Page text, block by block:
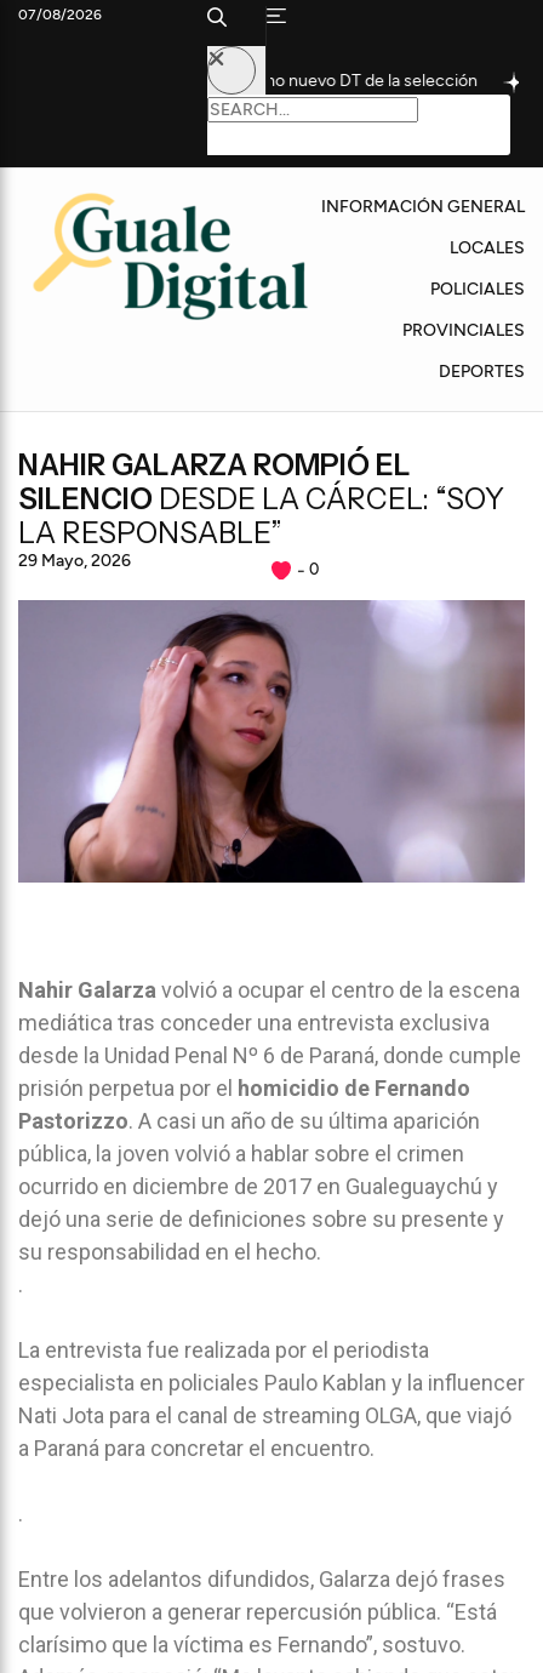
a un histórico futbolista como nuevo DT de la selección
07/08/2026
INFORMACIÓN GENERAL
LOCALES
POLICIALES
PROVINCIALES
DEPORTES
NAHIR GALARZA ROMPIÓ EL
SILENCIO DESDE LA CÁRCEL: “SOY
LA RESPONSABLE”
29 Mayo, 2026 0
Nahir Galarza volvió a ocupar el centro de la escena
mediática tras conceder una entrevista exclusiva
desde la Unidad Penal Nº 6 de Paraná, donde cumple
prisión perpetua por el homicidio de Fernando
Pastorizzo. A casi un año de su última aparición
pública, la joven volvió a hablar sobre el crimen
ocurrido en diciembre de 2017 en Gualeguaychú y
dejó una serie de definiciones sobre su presente y
su responsabilidad en el hecho.
.
La entrevista fue realizada por el periodista
especialista en policiales Paulo Kablan y la influencer
Nati Jota para el canal de streaming OLGA, que viajó
a Paraná para concretar el encuentro.
.
Entre los adelantos difundidos, Galarza dejó frases
que volvieron a generar repercusión pública. “Está
clarísimo que la víctima es Fernando”, sostuvo.